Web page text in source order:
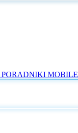
PORADNIKI MOBILE